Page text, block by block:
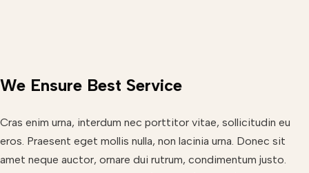
We Ensure Best Service
Cras enim urna, interdum nec porttitor vitae, sollicitudin eu
eros. Praesent eget mollis nulla, non lacinia urna. Donec sit
amet neque auctor, ornare dui rutrum, condimentum justo.